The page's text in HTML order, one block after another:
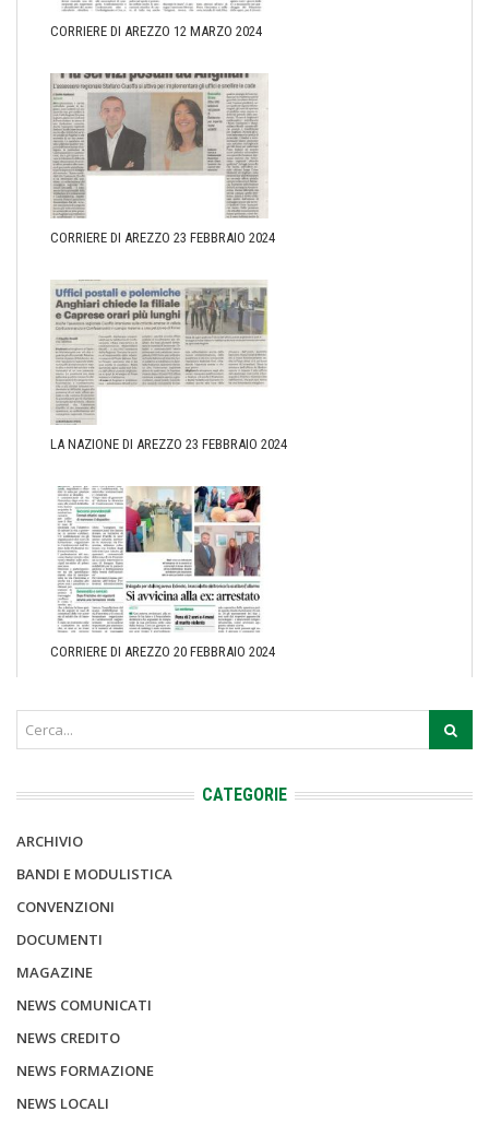
CORRIERE DI AREZZO 12 MARZO 2024
CORRIERE DI AREZZO 23 FEBBRAIO 2024
LA NAZIONE DI AREZZO 23 FEBBRAIO 2024
CORRIERE DI AREZZO 20 FEBBRAIO 2024
CATEGORIE
ARCHIVIO
BANDI E MODULISTICA
CONVENZIONI
DOCUMENTI
MAGAZINE
NEWS COMUNICATI
NEWS CREDITO
NEWS FORMAZIONE
NEWS LOCALI